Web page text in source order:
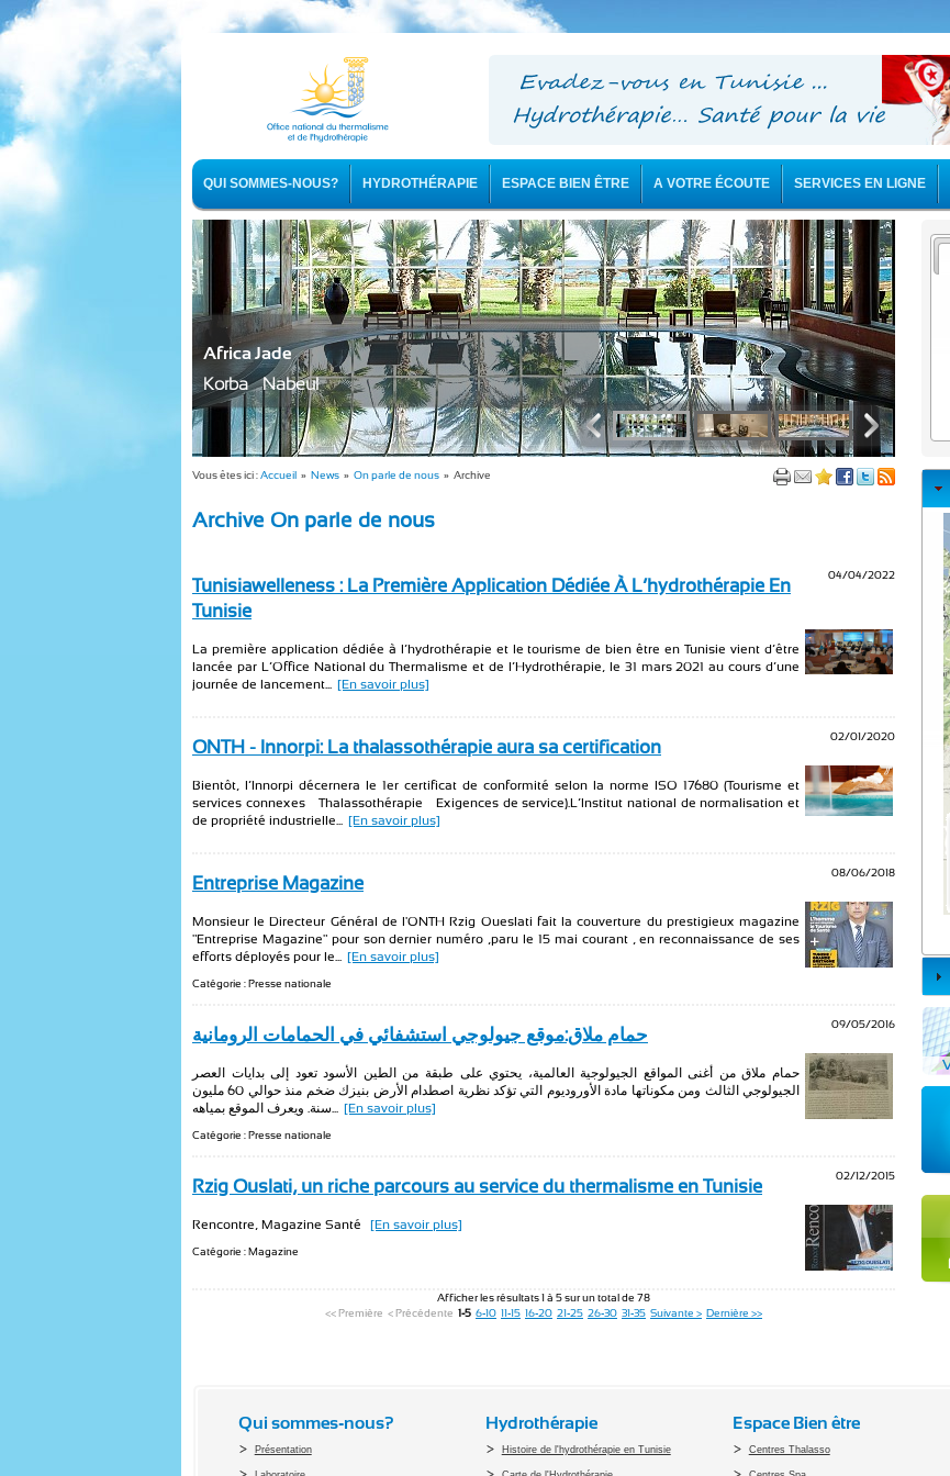
QUI SOMMES-NOUS? HYDROTHÉRAPIE ESPACE BIEN ÊTRE A VOTRE ÉCOUTE SERVICES EN LIGNE
Africa Jade
Korba - Nabeul
Vous êtes ici :Accueil » News » On parle de nous » Archive
Archive On parle de nous
04/04/2022
Tunisiawelleness : La Première Application Dédiée À L’hydrothérapie En
Tunisie
La première application dédiée à l’hydrothérapie et le tourisme de bien être en Tunisie vient d’être
lancée par L’Office National du Thermalisme et de l’Hydrothérapie, le 31 mars 2021 au cours d’une
journée de lancement... [En savoir plus]
02/01/2020
ONTH - Innorpi: La thalassothérapie aura sa certification
Bientôt, l’Innorpi décernera le 1er certificat de conformité selon la norme ISO 17680 (Tourisme et
services connexes — Thalassothérapie — Exigences de service).L’Institut national de normalisation et
de propriété industrielle... [En savoir plus]
08/06/2018
Entreprise Magazine
Monsieur le Directeur Général de l'ONTH Rzig Oueslati fait la couverture du prestigieux magazine
"Entreprise Magazine" pour son dernier numéro ,paru le 15 mai courant , en reconnaissance de ses
efforts déployés pour le... [En savoir plus]
Catégorie : Presse nationale
09/05/2016 حمام ملاق:موقع جيولوجي استشفائي في الحمامات الرومانية
حمام ملاق من أغنى المواقع الجيولوجية العالمية، يحتوي على طبقة من الطين الأسود تعود إلى بدايات العصر
الجيولوجي الثالث ومن مكوناتها مادة الأوروديوم التي تؤكد نظرية اصطدام الأرض بنيزك ضخم منذ حوالي 60 مليون
سنة. ويعرف الموقع بمياهه... [En savoir plus]
Catégorie : Presse nationale
02/12/2015
Rzig Ouslati, un riche parcours au service du thermalisme en Tunisie
Rencontre, Magazine Santé [En savoir plus]
Catégorie : Magazine
Afficher les résultats 1 à 5 sur un total de 78
<< Première < Précédente 1-5 6-10 11-15 16-20 21-25 26-30 31-35 Suivante > Dernière >>
Qui sommes-nous?
Présentation
Hydrothérapie
Histoire de l'hydrothérapie en Tunisie
Espace Bien être
Centres Thalasso